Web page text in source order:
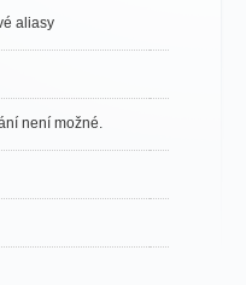
aliasy
není možné.